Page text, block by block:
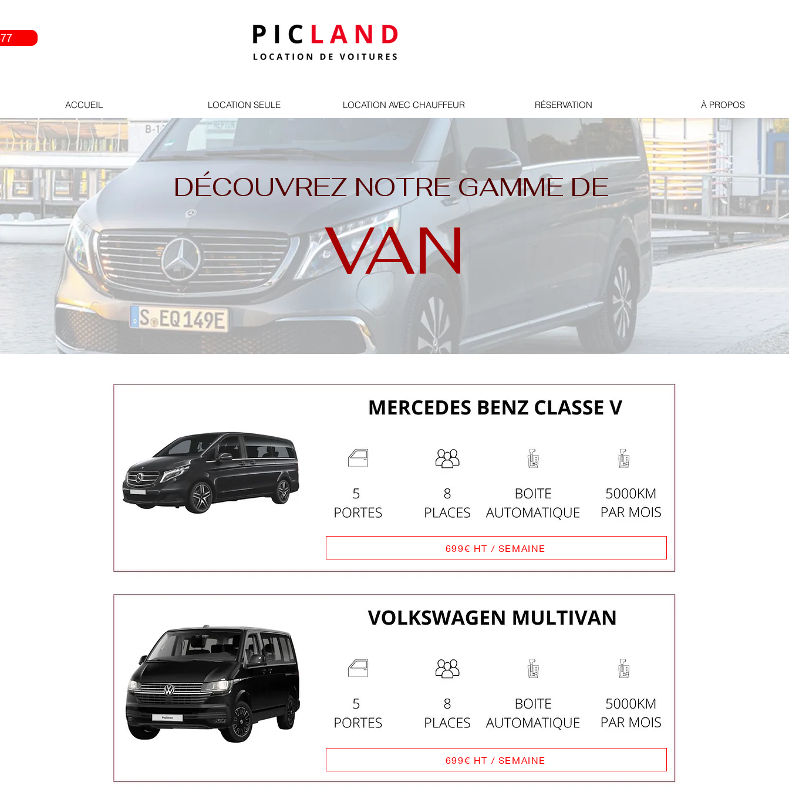
ACCUEIL LOCATION SEULE LOCATION AVEC CHAUFFEUR RÉSERVATION À PROPOS
DÉCOUVREZ NOTRE GAMME DE
VAN
699€ HT / SEMAINE
699€ HT / SEMAINE